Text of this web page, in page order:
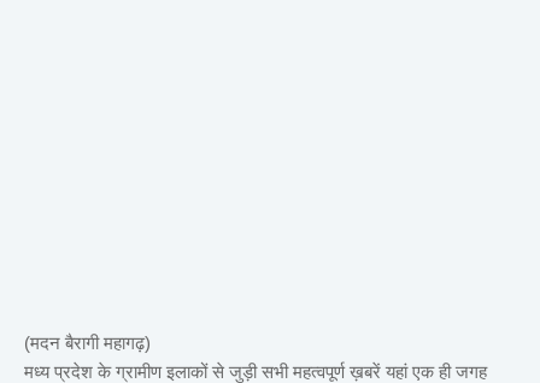
(मदन बैरागी महागढ़)
मध्य प्रदेश के ग्रामीण इलाकों से जुड़ी सभी महत्वपूर्ण ख़बरें यहां एक ही जगह